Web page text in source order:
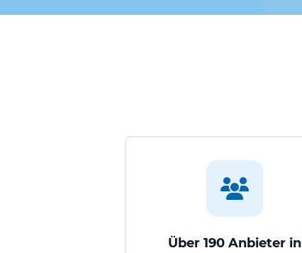
Über 190 Anbieter in